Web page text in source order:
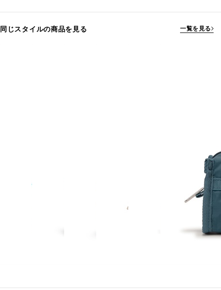
同じスタイルの商品を見る 一覧を見る